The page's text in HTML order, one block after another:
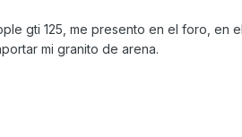
gti 125, me presento en el foro, en
mi granito de arena.